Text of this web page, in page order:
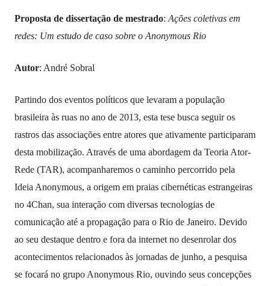
Proposta de dissertação de mestrado: Ações coletivas em
redes: Um estudo de caso sobre o Anonymous Rio
Autor: André Sobral
Partindo dos eventos políticos que levaram a população
brasileira às ruas no ano de 2013, esta tese busca seguir os
rastros das associações entre atores que ativamente participaram
desta mobilização. Através de uma abordagem da Teoria Ator-
Rede (TAR), acompanharemos o caminho percorrido pela
Ideia Anonymous, a origem em praias cibernéticas estrangeiras
no 4Chan, sua interação com diversas tecnologias de
comunicação até a propagação para o Rio de Janeiro. Devido
ao seu destaque dentro e fora da internet no desenrolar dos
acontecimentos relacionados às jornadas de junho, a pesquisa
se focará no grupo Anonymous Rio, ouvindo seus concepções